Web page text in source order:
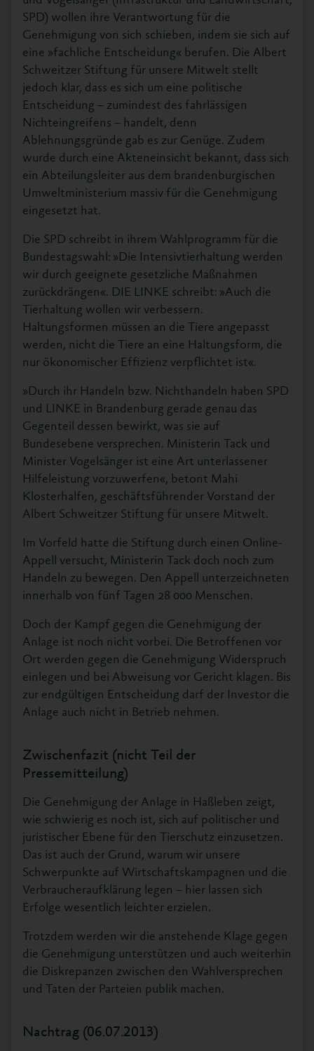
SPD) wollen ihre Verantwortung für die
Genehmigung von sich schieben, indem sie sich auf
eine »fachliche Entscheidung« berufen. Die Albert
Schweitzer Stiftung für unsere Mitwelt stellt
jedoch klar, dass es sich um eine politische
Entscheidung – zumindest des fahrlässigen
Nichteingreifens – handelt, denn
Ablehnungsgründe gab es zur Genüge. Zudem
wurde durch eine Akteneinsicht bekannt, dass sich
ein Abteilungsleiter aus dem brandenburgischen
Umweltministerium massiv für die Genehmigung
eingesetzt hat.
Die SPD schreibt in ihrem Wahlprogramm für die
Bundestagswahl: »Die Intensivtierhaltung werden
wir durch geeignete gesetzliche Maßnahmen
zurückdrängen«. DIE LINKE schreibt: »Auch die
Tierhaltung wollen wir verbessern.
Haltungsformen müssen an die Tiere angepasst
werden, nicht die Tiere an eine Haltungsform, die
nur ökonomischer Effizienz verpflichtet ist«.
»Durch ihr Handeln bzw. Nichthandeln haben SPD
und LINKE in Brandenburg gerade genau das
Gegenteil dessen bewirkt, was sie auf
Bundesebene versprechen. Ministerin Tack und
Minister Vogelsänger ist eine Art unterlassener
Hilfeleistung vorzuwerfen«, betont Mahi
Klosterhalfen, geschäftsführender Vorstand der
Albert Schweitzer Stiftung für unsere Mitwelt.
Im Vorfeld hatte die Stiftung durch einen Online-
Appell versucht, Ministerin Tack doch noch zum
Handeln zu bewegen. Den Appell unterzeichneten
innerhalb von fünf Tagen 28 000 Menschen.
Doch der Kampf gegen die Genehmigung der
Anlage ist noch nicht vorbei. Die Betroffenen vor
Ort werden gegen die Genehmigung Widerspruch
einlegen und bei Abweisung vor Gericht klagen. Bis
zur endgültigen Entscheidung darf der Investor die
Anlage auch nicht in Betrieb nehmen.
Zwischenfazit (nicht Teil der
Pressemitteilung)
Die Genehmigung der Anlage in Haßleben zeigt,
wie schwierig es noch ist, sich auf politischer und
juristischer Ebene für den Tierschutz einzusetzen.
Das ist auch der Grund, warum wir unsere
Schwerpunkte auf Wirtschaftskampagnen und die
Verbraucheraufklärung legen – hier lassen sich
Erfolge wesentlich leichter erzielen.
Trotzdem werden wir die anstehende Klage gegen
die Genehmigung unterstützen und auch weiterhin
die Diskrepanzen zwischen den Wahlversprechen
und Taten der Parteien publik machen.
Nachtrag (06.07.2013)